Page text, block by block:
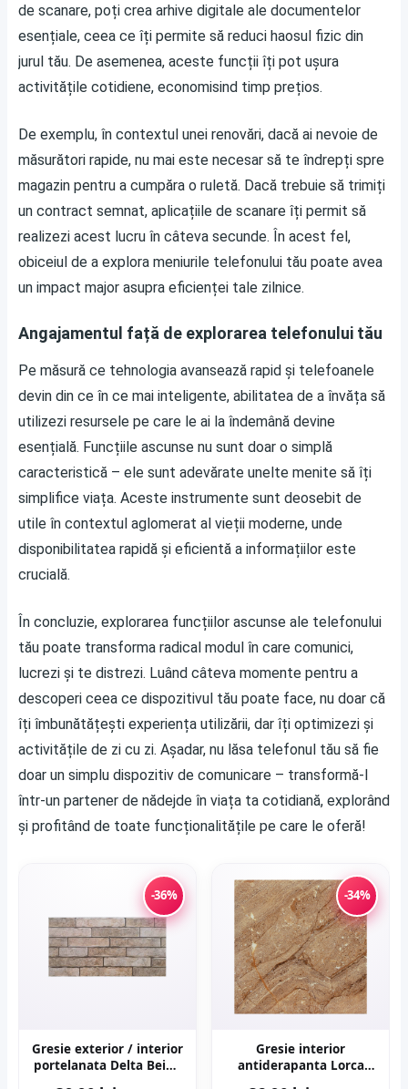
de scanare, poți crea arhive digitale ale documentelor
esențiale, ceea ce îți permite să reduci haosul fizic din
jurul tău. De asemenea, aceste funcții îți pot ușura
activitățile cotidiene, economisind timp prețios.
De exemplu, în contextul unei renovări, dacă ai nevoie de
măsurători rapide, nu mai este necesar să te îndrepți spre
magazin pentru a cumpăra o ruletă. Dacă trebuie să trimiți
un contract semnat, aplicațiile de scanare îți permit să
realizezi acest lucru în câteva secunde. În acest fel,
obiceiul de a explora meniurile telefonului tău poate avea
un impact major asupra eficienței tale zilnice.
Angajamentul față de explorarea telefonului tău
Pe măsură ce tehnologia avansează rapid și telefoanele
devin din ce în ce mai inteligente, abilitatea de a învăța să
utilizezi resursele pe care le ai la îndemână devine
esențială. Funcțiile ascunse nu sunt doar o simplă
caracteristică – ele sunt adevărate unelte menite să îți
simplifice viața. Aceste instrumente sunt deosebit de
utile în contextul aglomerat al vieții moderne, unde
disponibilitatea rapidă și eficientă a informațiilor este
crucială.
În concluzie, explorarea funcțiilor ascunse ale telefonului
tău poate transforma radical modul în care comunici,
lucrezi și te distrezi. Luând câteva momente pentru a
descoperi ceea ce dispozitivul tău poate face, nu doar că
îți îmbunătățești experiența utilizării, dar îți optimizezi și
activitățile de zi cu zi. Așadar, nu lăsa telefonul tău să fie
doar un simplu dispozitiv de comunicare – transformă-l
într-un partener de nădejde în viața ta cotidiană, explorând
și profitând de toate funcționalitățile pe care le oferă!
-36%
Gresie exterior / interior
portelanata Delta Beige
-34%
Gresie interior
antiderapanta Lorca